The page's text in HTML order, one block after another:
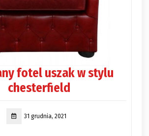
fotel uszak w stylu
chesterfield
31 grudnia, 2021